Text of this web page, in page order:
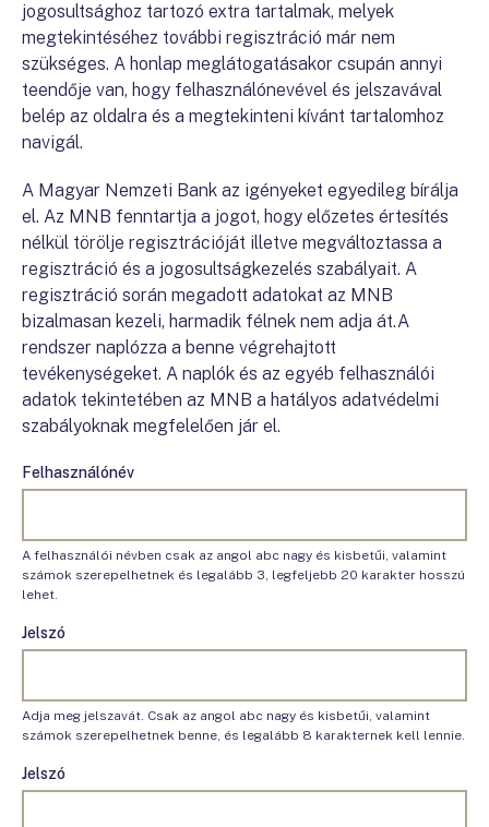
jogosultsághoz tartozó extra tartalmak, melyek
megtekintéséhez további regisztráció már nem
szükséges. A honlap meglátogatásakor csupán annyi
teendője van, hogy felhasználónevével és jelszavával
belép az oldalra és a megtekinteni kívánt tartalomhoz
navigál.
A Magyar Nemzeti Bank az igényeket egyedileg bírálja
el. Az MNB fenntartja a jogot, hogy előzetes értesítés
nélkül törölje regisztrációját illetve megváltoztassa a
regisztráció és a jogosultságkezelés szabályait. A
regisztráció során megadott adatokat az MNB
bizalmasan kezeli, harmadik félnek nem adja át.A
rendszer naplózza a benne végrehajtott
tevékenységeket. A naplók és az egyéb felhasználói
adatok tekintetében az MNB a hatályos adatvédelmi
szabályoknak megfelelően jár el.
Felhasználónév
A felhasználói névben csak az angol abc nagy és kisbetűi, valamint
számok szerepelhetnek és legalább 3, legfeljebb 20 karakter hosszú
lehet.
Jelszó
Adja meg jelszavát. Csak az angol abc nagy és kisbetűi, valamint
számok szerepelhetnek benne, és legalább 8 karakternek kell lennie.
Jelszó